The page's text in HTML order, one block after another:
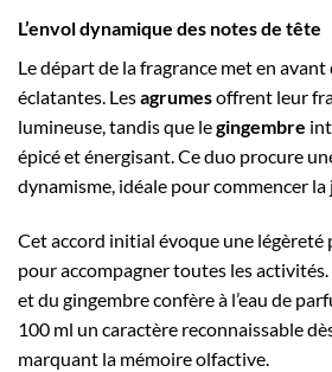
L’envol dynamique des notes de tête
Le départ de la fragrance met en avant
éclatantes. Lesagrumesoffrent leur
lumineuse, tandis que legingembre
épicé et énergisant. Ce duo procure
dynamisme, idéale pour commencer
Cet accord initial évoque une
pour accompagner toutes les activités.
et du gingembre confère à l’eau de
100 ml un caractère reconnaissable
marquant la mémoire olfactive.